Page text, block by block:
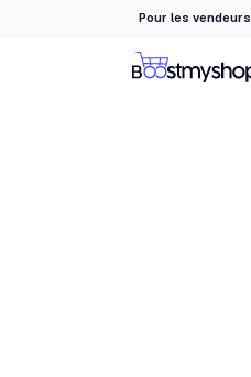
Pour les vendeurs